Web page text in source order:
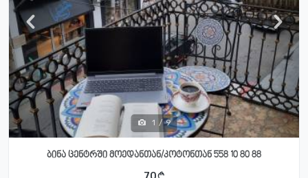
1 / 9
ბინა ცენტრში მოედანთან/კოტონთან 558 10 80 88